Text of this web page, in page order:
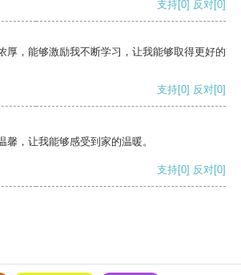
支持[0] 反对[0]
厚，能够激励我不断学习，让我能够取得更好的
支持[0] 反对[0]
馨，让我能够感受到家的温暖。
支持[0] 反对[0]